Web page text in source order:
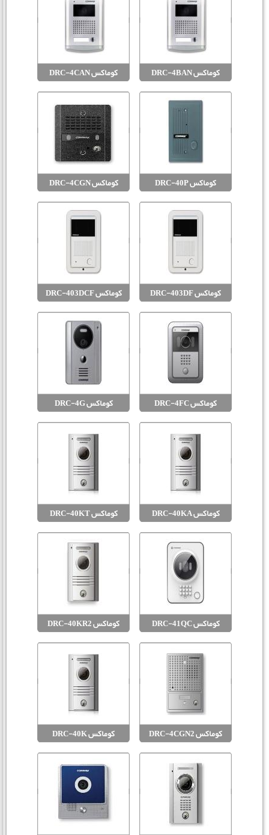
کوماکس DRC-4BAN کوماکس DRC-4CAN
کوماکس DRC-40P کوماکس DRC-4CGN
کوماکس DRC-403DF کوماکس DRC-403DCF
کوماکس DRC-4FC کوماکس DRC-4G
کوماکس DRC-40KA کوماکس DRC-40KT
کوماکس DRC-41QC کوماکس DRC-40KR2
کوماکس DRC-4CGN2 کوماکس DRC-40K